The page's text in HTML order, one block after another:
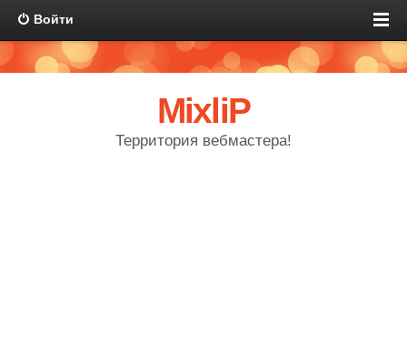
Войти
MixliP
Территория вебмастера!